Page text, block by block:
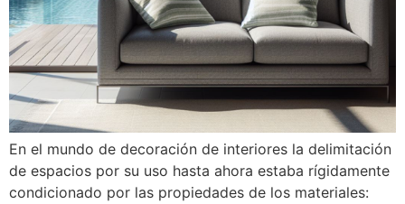
En el mundo de decoración de interiores la delimitación
de espacios por su uso hasta ahora estaba rígidamente
condicionado por las propiedades de los materiales: